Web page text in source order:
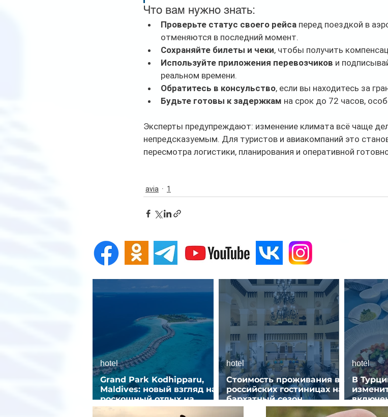
Что вам нужно знать:
Проверьте статус своего рейса перед поездкой в
отменяются в последний момент.
Сохраняйте билеты и чеки, чтобы получить
Используйте приложения перевозчиков и
реальном времени.
Обратитесь в консульство, если вы находитесь за
Будьте готовы к задержкам на срок до 72 часов,
Эксперты предупреждают: изменение климата всё чаще
непредсказуемым. Для туристов и авиакомпаний это
пересмотра логистики, планирования и оперативной
avia 1
Grand Park Kodhipparu,
Maldives: новый взгляд на
роскошный отдых на
Мальдивах
hotel
Стоимость проживания в
российских гостиницах на
бархатный сезон
снизилась на 9%
hotel
В
hotel